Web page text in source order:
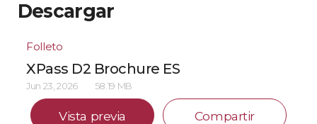
Descargar
Folleto
XPass D2 Brochure ES
Jun 23, 2026 58.19 MB
Vista previa Compartir